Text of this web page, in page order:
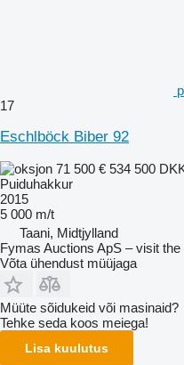
17
Eschlböck Biber 92
71 500 € 534 500
Puiduhakkur
2015
5 000 m/t
Taani, Midtjylland
Fymas Auctions ApS – visit
Võta ühendust müüjaga
Müüte sõidukeid või masinaid?
Tehke seda koos meiega!
Lisa kuulutus